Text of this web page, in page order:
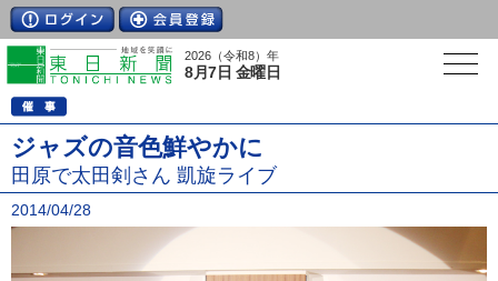
2026（令和8）年
8月7日 金曜日
ジャズの音色鮮やかに
田原で太田剣さん 凱旋ライブ
2014/04/28